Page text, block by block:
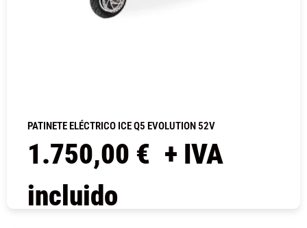
PATINETE ELÉCTRICO ICE Q5 EVOLUTION 52V
1.750,00 € + IVA
incluido